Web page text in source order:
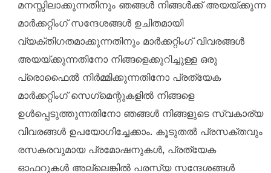
മനസ്സിലാക്കുന്നതിനും ഞങ്ങൾ നിങ്ങൾക്ക് അയയ്ക്കുന്ന
മാർക്കറ്റിംഗ് സന്ദേശങ്ങൾ ഉചിതമായി
വ്യക്തിഗതമാക്കുന്നതിനും മാർക്കറ്റിംഗ് വിവരങ്ങൾ
അയയ്ക്കുന്നതിനോ നിങ്ങളെക്കുറിച്ചുള്ള ഒരു
പ്രൊഫൈൽ നിർമ്മിക്കുന്നതിനോ പ്രത്യേക
മാർക്കറ്റിംഗ് സെഗ്‌മെന്റുകളിൽ നിങ്ങളെ
ഉൾപ്പെടുത്തുന്നതിനോ ഞങ്ങൾ നിങ്ങളുടെ സ്വകാര്യ
വിവരങ്ങൾ ഉപയോഗിച്ചേക്കാം. കൂടുതൽ പ്രസക്തവും
രസകരവുമായ പ്രമോഷനുകൾ, പ്രത്യേക
ഓഫറുകൾ അല്ലെങ്കിൽ പരസ്യ സന്ദേശങ്ങൾ